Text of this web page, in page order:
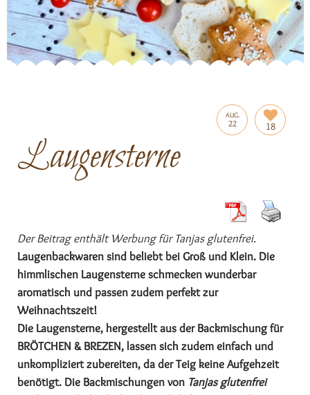
AUG.
22 18
Laugensterne
Der Beitrag enthält Werbung für Tanjas glutenfrei.
Laugenbackwaren sind beliebt bei Groß und Klein. Die
himmlischen Laugensterne schmecken wunderbar
aromatisch und passen zudem perfekt zur
Weihnachtszeit!
Die Laugensterne, hergestellt aus der Backmischung für
BRÖTCHEN & BREZEN, lassen sich zudem einfach und
unkompliziert zubereiten, da der Teig keine Aufgehzeit
benötigt. Die Backmischungen von Tanjas glutenfrei